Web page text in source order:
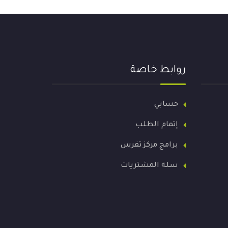
روابط خاصة
حسابي
إتمام الطلب
برامج مركز تفرس
سلة المشتريات